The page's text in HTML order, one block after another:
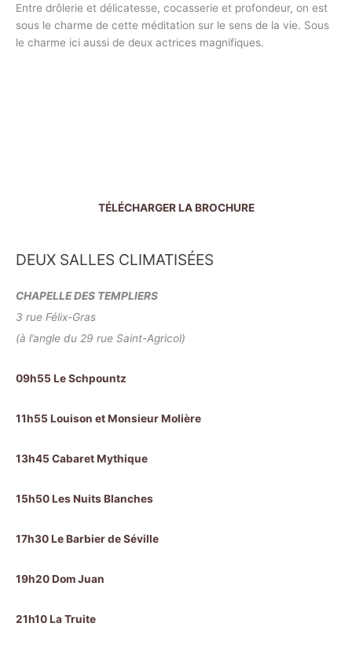
Entre drôlerie et délicatesse, cocasserie et profondeur, on est
sous le charme de cette méditation sur le sens de la vie. Sous
le charme ici aussi de deux actrices magnifiques.
TÉLÉCHARGER LA BROCHURE
DEUX SALLES CLIMATISÉES
CHAPELLE DES TEMPLIERS
3 rue Félix-Gras
(à l’angle du 29 rue Saint-Agricol)
09h55 Le Schpountz
11h55 Louison et Monsieur Molière
13h45 Cabaret Mythique
15h50 Les Nuits Blanches
17h30 Le Barbier de Séville
19h20 Dom Juan
21h10 La Truite